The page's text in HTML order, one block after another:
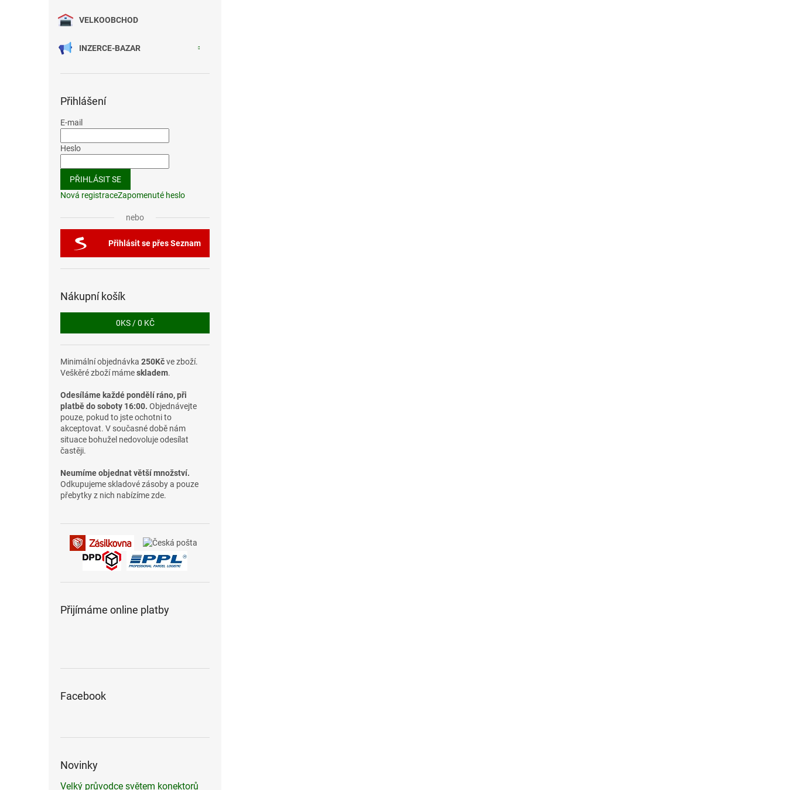
VELKOOBCHOD
INZERCE-BAZAR
Přihlášení
E-mail
Heslo
PŘIHLÁSIT SE
Nová registraceZapomenuté heslo
nebo
Přihlásit se přes Seznam
Nákupní košík
0KS /0 KČ
Minimální objednávka 250Kčve zboží.
Veškěré zboží mámeskladem.
Odesíláme každé pondělí ráno, při
platbě do soboty 16:00. Objednávejte
pouze, pokud to jste ochotni to
akceptovat. V současné době nám
situace bohužel nedovoluje odesílat
častěji.
Neumíme objednat větší množství.
Odkupujeme skladové zásoby a pouze
přebytky z nich nabízíme zde.
Přijímáme online platby
Facebook
Novinky
Velký průvodce světem konektorů